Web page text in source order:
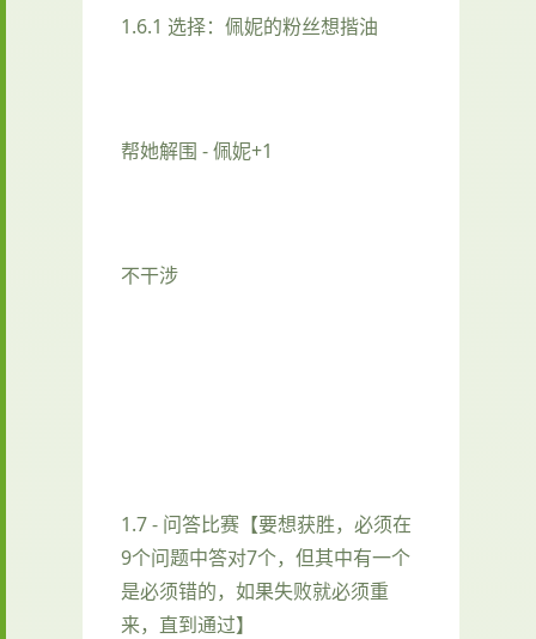
1.6.1 选择：佩妮的粉丝想揩油
帮她解围 - 佩妮+1
不干涉
1.7 - 问答比赛【要想获胜，必须在
9个问题中答对7个，但其中有一个
是必须错的，如果失败就必须重
来，直到通过】